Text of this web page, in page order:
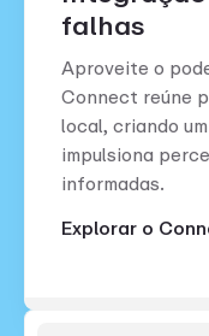
falhas
Aproveite o
Connect reúne
local, criando
impulsiona
informadas.
Explorar o